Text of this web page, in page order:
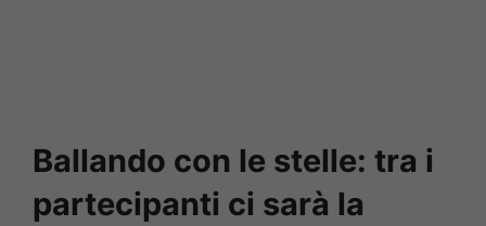
Ballando con le stelle: tra i
partecipanti ci sarà la